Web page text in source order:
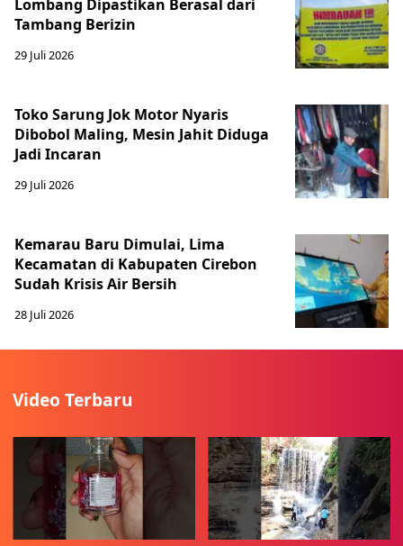
Lombang Dipastikan Berasal dari
Tambang Berizin
29 Juli 2026
Toko Sarung Jok Motor Nyaris
Dibobol Maling, Mesin Jahit Diduga
Jadi Incaran
29 Juli 2026
Kemarau Baru Dimulai, Lima
Kecamatan di Kabupaten Cirebon
Sudah Krisis Air Bersih
28 Juli 2026
Video Terbaru